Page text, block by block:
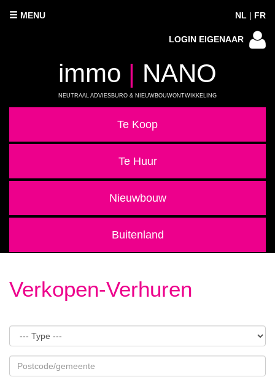
MENU NL | FR
LOGIN EIGENAAR
immo | NANO
NEUTRAAL ADVIESBURO & NIEUWBOUWONTWIKKELING
Te Koop
Te Huur
Nieuwbouw
Buitenland
Verkopen-Verhuren